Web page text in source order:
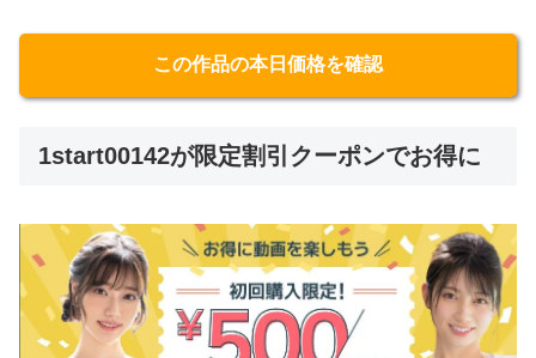
この作品の本日価格を確認
1start00142が限定割引クーポンでお得に